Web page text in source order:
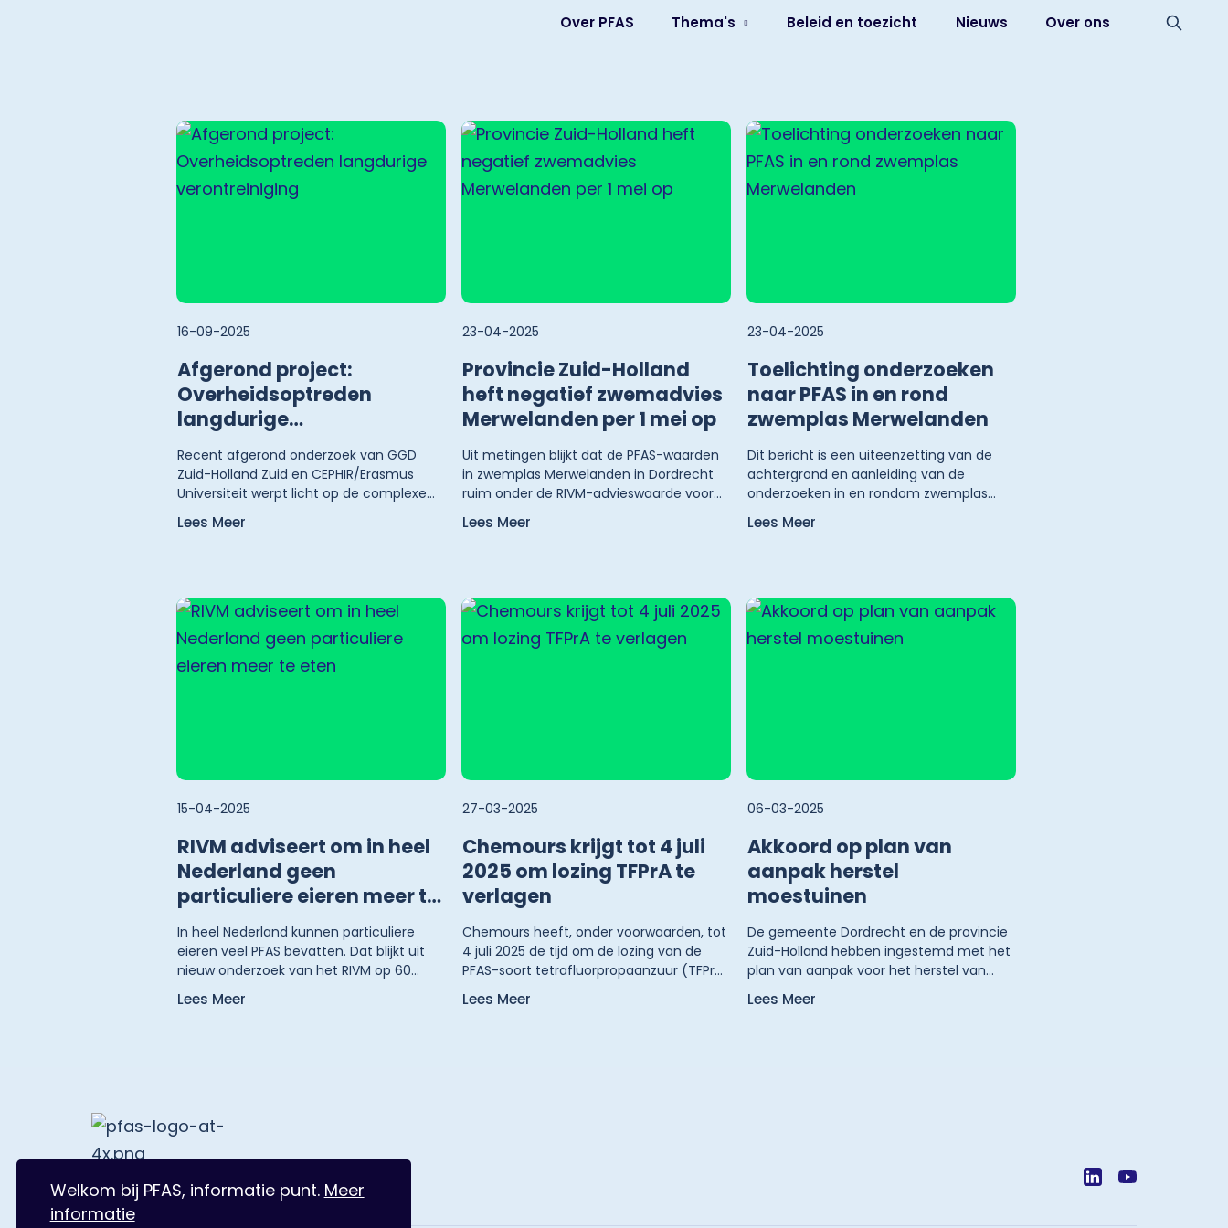
Over PFAS Thema's Beleid en toezicht Nieuws Over ons
16-09-2025
Afgerond project:
Overheidsoptreden
langdurige
verontreiniging
Recent afgerond onderzoek van GGD
Zuid-Holland Zuid en CEPHIR/Erasmus
Universiteit werpt licht op de complexe
media en inwoners, en doet
Lees Meer
23-04-2025
Provincie Zuid-Holland
heft negatief zwemadvies
Merwelanden per 1 mei op
Uit metingen blijkt dat de PFAS-waarden
in zwemplas Merwelanden in Dordrecht
ruim onder de RIVM-advieswaarde voor
Hollandse Delta heeft geconcludeerd dat
provincie Zuid-Holland besloten om, met
ingang van 1 mei 2025, het negatief
zwemadvies op te heffen.
Lees Meer
23-04-2025
Toelichting onderzoeken
naar PFAS in en rond
zwemplas Merwelanden
Dit bericht is een uiteenzetting van de
achtergrond en aanleiding van de
onderzoeken in en rondom zwemplas
de onderzoeken uit 2024 en 2025
Lees Meer
15-04-2025
RIVM adviseert om in heel
Nederland geen
particuliere eieren meer te
eten
In heel Nederland kunnen particuliere
eieren veel PFAS bevatten. Dat blijkt uit
nieuw onderzoek van het RIVM op 60
verschillende locaties. Het RIVM adviseert
daarom om in heel Nederland geen
kinderboerderijen.
Lees Meer
27-03-2025
Chemours krijgt tot 4 juli
2025 om lozing TFPrA te
verlagen
Chemours heeft, onder voorwaarden, tot
4 juli 2025 de tijd om de lozing van de
PFAS-soort tetrafluorpropaanzuur (TFPrA)
te verlagen. Dit meldt Provincie Zuid-
Holland.
Lees Meer
06-03-2025
Akkoord op plan van
aanpak herstel
moestuinen
De gemeente Dordrecht en de provincie
Zuid-Holland hebben ingestemd met het
plan van aanpak voor het herstel van
moestuinen die met PFOA zijn vervuild.
Met de maatregelen uit het plan van
Lees Meer
Welkom bij PFAS, informatie punt. Meer
informatie